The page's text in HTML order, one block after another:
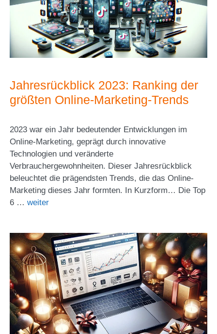
Jahresrückblick 2023: Ranking der
größten Online-Marketing-Trends
2023 war ein Jahr bedeutender Entwicklungen im
Online-Marketing, geprägt durch innovative
Technologien und veränderte
Verbrauchergewohnheiten. Dieser Jahresrückblick
beleuchtet die prägendsten Trends, die das Online-
Marketing dieses Jahr formten. In Kurzform… Die Top
6 … weiter